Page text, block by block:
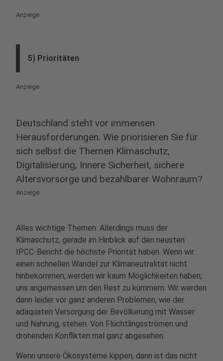
Anzeige
5) Prioritäten
Anzeige
Deutschland steht vor immensen
Herausforderungen. Wie priorisieren Sie für
sich selbst die Themen Klimaschutz,
Digitalisierung, Innere Sicherheit, sichere
Altersvorsorge und bezahlbarer Wohnraum?
Anzeige
Alles wichtige Themen. Allerdings muss der
Klimaschutz, gerade im Hinblick auf den neusten
IPCC-Bericht die höchste Priorität haben. Wenn wir
einen schnellen Wandel zur Klimaneutralität nicht
hinbekommen, werden wir kaum Möglichkeiten haben,
uns angemessen um den Rest zu kümmern. Wir werden
dann leider vor ganz anderen Problemen, wie der
adäquaten Versorgung der Bevölkerung mit Wasser
und Nahrung, stehen. Von Flüchtlingsströmen und
drohenden Konflikten mal ganz abgesehen.
Wenn unsere Ökosysteme kippen, dann ist das nicht